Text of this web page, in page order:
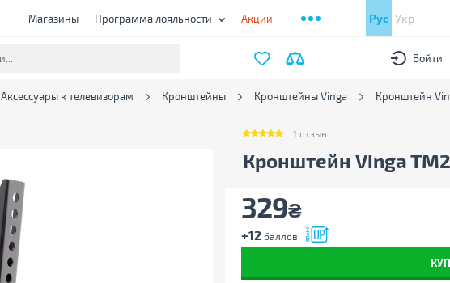
Магазины Программа лояльности Акции Рус Укр
Войти
Аксессуары к телевизорам Кронштейны Кронштейны Vinga Кронштейн
1 отзыв
1 отзыв
Кронштейн Vinga
329₴
+12 баллов